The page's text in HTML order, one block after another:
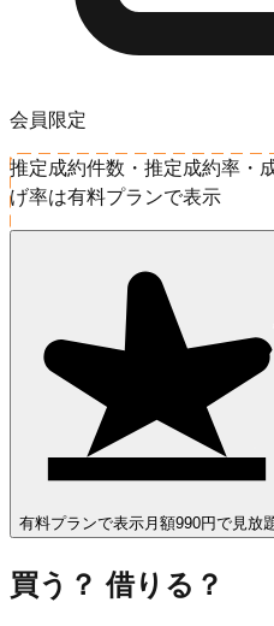
会員限定
推定成約件数・推定成約率・
げ率は有料プランで表示
有料プランで表示 月額990円で見放
買う？ 借りる？